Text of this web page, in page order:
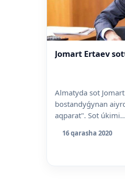
Jomart Ertaev
Almatyda sot
bostandyǵynan
aqparat". Sot úkimi...
16 qarasha 2020